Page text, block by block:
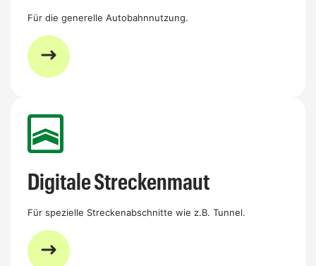
Für die generelle Autobahnnutzung.
Digitale Streckenmaut
Für spezielle Streckenabschnitte wie z.B. Tunnel.